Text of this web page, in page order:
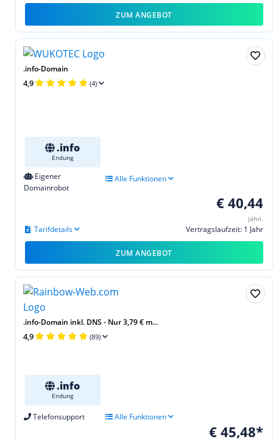
ZUM ANGEBOT
.info-Domain
4,9 (4)
.info
Endung
Eigener
Domainrobot
Alle Funktionen
€ 40,44
jährl.
Vertragslaufzeit: 1 Jahr
Tarifdetails
ZUM ANGEBOT
.info-Domain inkl. DNS - Nur 3,79 € m...
4,9 (89)
.info
Endung
Telefonsupport Alle Funktionen
€ 45,48*